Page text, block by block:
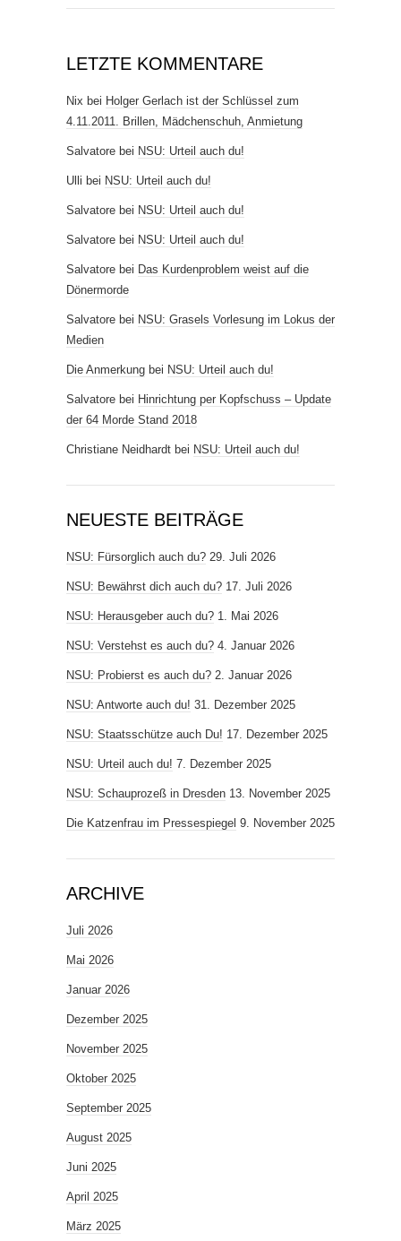
LETZTE KOMMENTARE
Nix bei Holger Gerlach ist der Schlüssel zum
4.11.2011. Brillen, Mädchenschuh, Anmietung
Salvatore bei NSU: Urteil auch du!
Ulli bei NSU: Urteil auch du!
Salvatore bei NSU: Urteil auch du!
Salvatore bei NSU: Urteil auch du!
Salvatore bei Das Kurdenproblem weist auf die
Dönermorde
Salvatore bei NSU: Grasels Vorlesung im Lokus der
Medien
Die Anmerkung bei NSU: Urteil auch du!
Salvatore bei Hinrichtung per Kopfschuss – Update
der 64 Morde Stand 2018
Christiane Neidhardt bei NSU: Urteil auch du!
NEUESTE BEITRÄGE
NSU: Fürsorglich auch du? 29. Juli 2026
NSU: Bewährst dich auch du? 17. Juli 2026
NSU: Herausgeber auch du? 1. Mai 2026
NSU: Verstehst es auch du? 4. Januar 2026
NSU: Probierst es auch du? 2. Januar 2026
NSU: Antworte auch du! 31. Dezember 2025
NSU: Staatsschütze auch Du! 17. Dezember 2025
NSU: Urteil auch du! 7. Dezember 2025
NSU: Schauprozeß in Dresden 13. November 2025
Die Katzenfrau im Pressespiegel 9. November 2025
ARCHIVE
Juli 2026
Mai 2026
Januar 2026
Dezember 2025
November 2025
Oktober 2025
September 2025
August 2025
Juni 2025
April 2025
März 2025